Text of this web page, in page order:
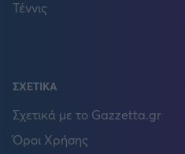
Τέννις
ΣΧΕΤΙΚΑ
Σχετικά με το Gazzetta.gr
Όροι Χρήσης